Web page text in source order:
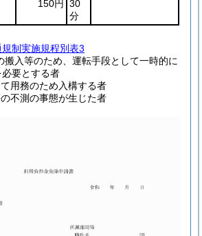
150円
30
分
制実施規程別表3
入等のため、運転手段として一時的に
要とする者
用務のため入構する者
不測の事態が生じた者